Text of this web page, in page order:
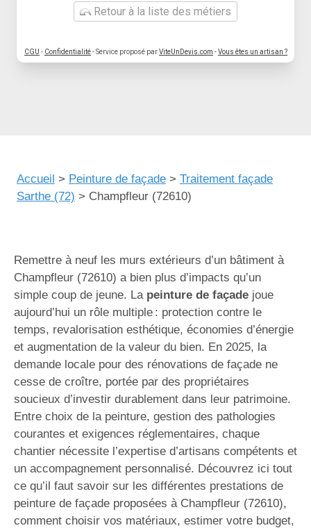
Retour à la liste des métiers
CGU - Confidentialité- Service proposé parViteUnDevis.com -Vous êtes un artisan ?
Accueil > Peinture de façade > Traitement façade
Sarthe (72) > Champfleur (72610)
Remettre à neuf les murs extérieurs d’un bâtiment à
Champfleur (72610) a bien plus d’impacts qu’un
simple coup de jeune. La peinture de façade joue
aujourd’hui un rôle multiple : protection contre le
temps, revalorisation esthétique, économies d’énergie
et augmentation de la valeur du bien. En 2025, la
demande locale pour des rénovations de façade ne
cesse de croître, portée par des propriétaires
soucieux d’investir durablement dans leur patrimoine.
Entre choix de la peinture, gestion des pathologies
courantes et exigences réglementaires, chaque
chantier nécessite l’expertise d’artisans compétents et
un accompagnement personnalisé. Découvrez ici tout
ce qu’il faut savoir sur les différentes prestations de
peinture de façade proposées à Champfleur (72610),
comment choisir vos matériaux, estimer votre budget,